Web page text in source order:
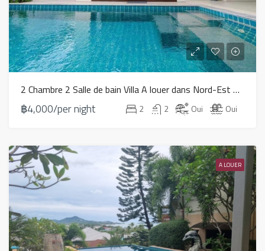
2 Chambre 2 Salle de bain Villa A louer dans Nord-Est – HV0155
฿4,000/per night 2 2 Oui Oui
A LOUER